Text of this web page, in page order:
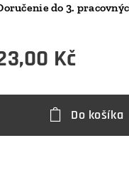
do 3.
Kč
Do košíka